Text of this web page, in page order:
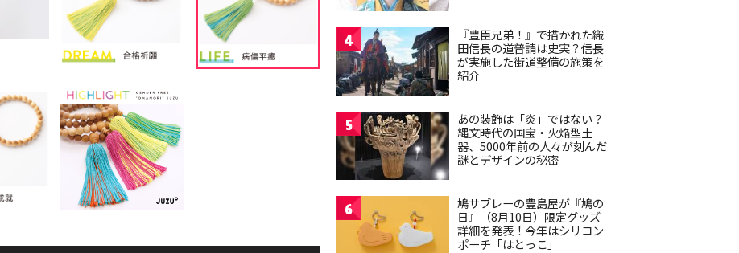
4
『豊臣兄弟！』で描かれた織
田信長の道普請は史実？信長
が実施した街道整備の施策を
紹介
5
あの装飾は「炎」ではない？
縄文時代の国宝・火焔型土
器、5000年前の人々が刻んだ
謎とデザインの秘密
6
鳩サブレーの豊島屋が『鳩の
日』（8月10日）限定グッズ
詳細を発表！今年はシリコン
ポーチ「はとっこ」